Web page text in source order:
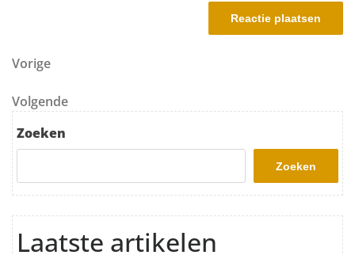
Berichtnavigatie
Vorig bericht
Vorige
Volgend bericht
Volgende
Zoeken
Zoeken
Laatste artikelen